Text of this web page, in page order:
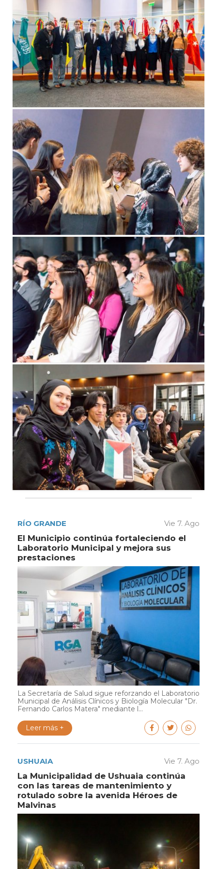
RÍO GRANDE Vie 7. Ago
El Municipio continúa fortaleciendo el
Laboratorio Municipal y mejora sus
prestaciones
La Secretaría de Salud sigue reforzando el Laboratorio
Municipal de Análisis Clínicos y Biología Molecular "Dr.
Fernando Carlos Matera" mediante l...
Leer más +
USHUAIA Vie 7. Ago
La Municipalidad de Ushuaia continúa
con las tareas de mantenimiento y
rotulado sobre la avenida Héroes de
Malvinas